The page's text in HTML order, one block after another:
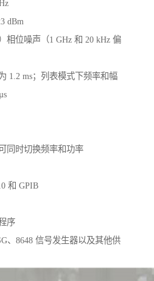
dBm
相位噪声（1 GHz 和 20 kHz 偏
1.2 ms；列表模式下频率和幅
同时切换频率和功率
和 GPIB
序
、8648 信号发生器以及其他供